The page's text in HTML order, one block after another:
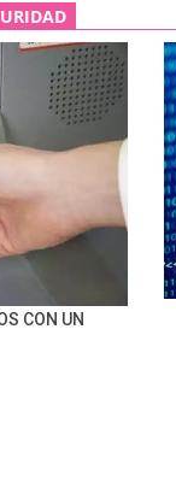
CON UN